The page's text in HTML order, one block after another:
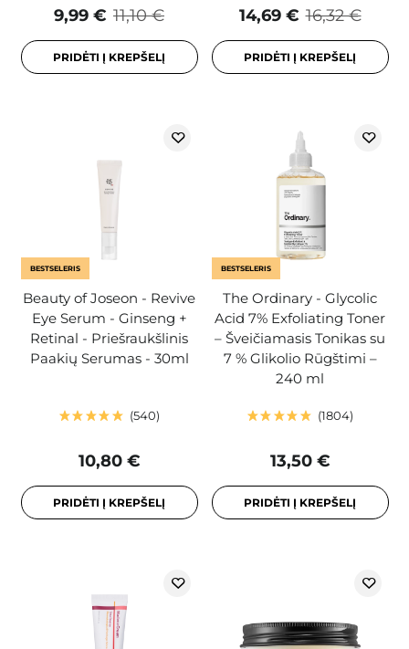
11,10 €
9,99 €
PRIDĖTI Į KREPŠELĮ
16,32 €
14,69 €
PRIDĖTI Į KREPŠELĮ
BESTSELERIS
Beauty of Joseon - Revive
Eye Serum - Ginseng +
Retinal - Priešraukšlinis
Paakių Serumas - 30ml
540
10,80 €
PRIDĖTI Į KREPŠELĮ
BESTSELERIS
The Ordinary - Glycolic
Acid 7% Exfoliating Toner
– Šveičiamasis Tonikas su
7 % Glikolio Rūgštimi –
240 ml
1804
13,50 €
PRIDĖTI Į KREPŠELĮ